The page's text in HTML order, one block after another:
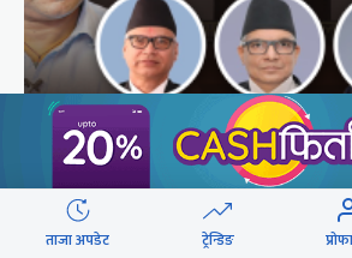
अब सर्वोच्चले कसरी गर्छ कांग्रेस
ताजा अपडेट ट्रेन्डिङ